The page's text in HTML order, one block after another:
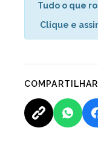
Tudo o que
Clique e
COMPARTILHAR